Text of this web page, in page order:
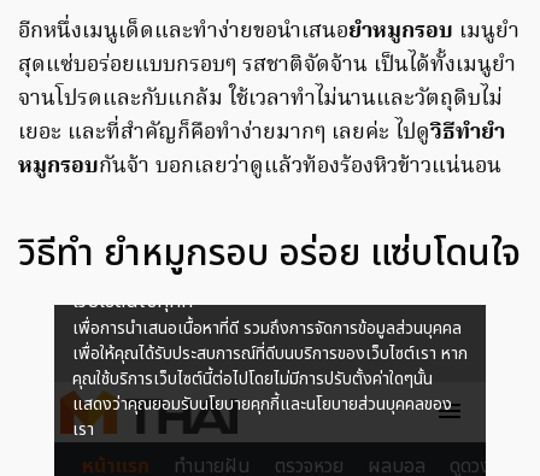
อีกหนึ่งเมนูเด็ดและทำง่ายขอนำเสนอยำหมูกรอบ เมนูยำ
สุดแซ่บอร่อยแบบกรอบๆ รสชาติจัดจ้าน เป็นได้ทั้งเมนูยำ
จานโปรดและกับแกล้ม ใช้เวลาทำไม่นานและวัตถุดิบไม่
เยอะ และที่สำคัญก็คือทำง่ายมากๆ เลยค่ะ ไปดูวิธีทำยำ
หมูกรอบกันจ้า บอกเลยว่าดูแล้วท้องร้องหิวข้าวแน่นอน
วิธีทำ ยำหมูกรอบ อร่อย แซ่บโดนใจ